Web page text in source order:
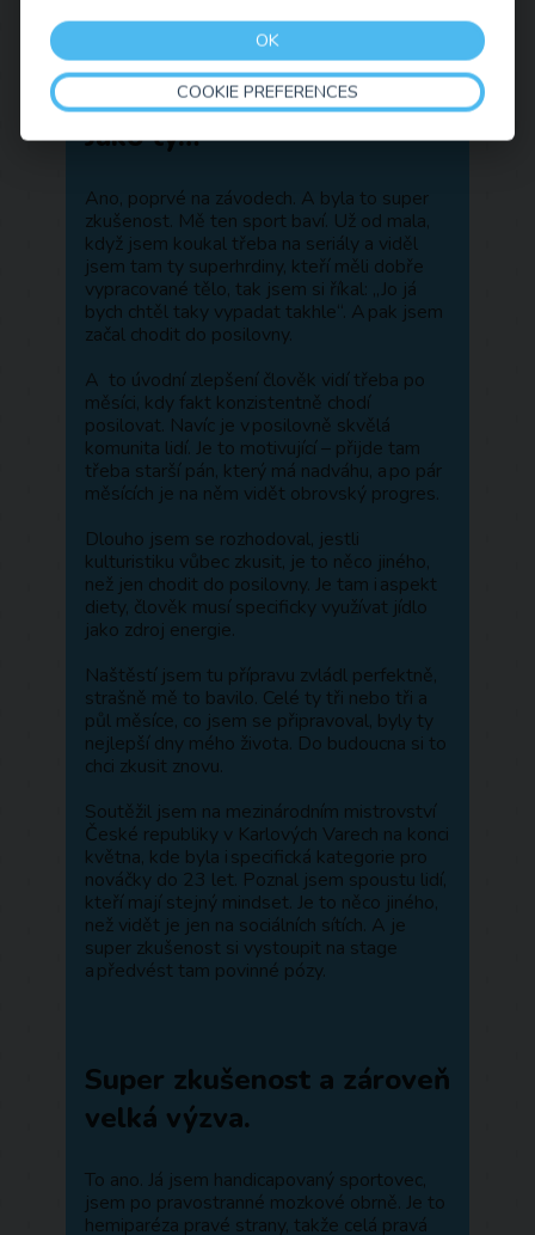
závodník, který závodí 10 let nebo i závodník
který tam jde poprvé.
Jako ty…
Ano, poprvé na závodech. A byla to super
zkušenost. Mě ten sport baví. Už od mala,
když jsem koukal třeba na seriály a viděl
jsem tam ty superhrdiny, kteří měli dobře
vypracované tělo, tak jsem si říkal: „Jo já
bych chtěl taky vypadat takhle“. A pak jsem
začal chodit do posilovny.
A to úvodní zlepšení člověk vidí třeba po
měsíci, kdy fakt konzistentně chodí
posilovat. Navíc je v posilovně skvělá
komunita lidí. Je to motivující – přijde tam
třeba starší pán, který má nadváhu, a po pár
měsících je na něm vidět obrovský progres.
Dlouho jsem se rozhodoval, jestli
kulturistiku vůbec zkusit, je to něco jiného,
než jen chodit do posilovny. Je tam i aspekt
diety, člověk musí specificky využívat jídlo
jako zdroj energie.
Naštěstí jsem tu přípravu zvládl perfektně,
strašně mě to bavilo. Celé ty tři nebo tři a
půl měsíce, co jsem se připravoval, byly ty
nejlepší dny mého života. Do budoucna si to
chci zkusit znovu.
Soutěžil jsem na mezinárodním mistrovství
České republiky v Karlových Varech na konci
května, kde byla i specifická kategorie pro
nováčky do 23 let. Poznal jsem spoustu lidí,
kteří mají stejný mindset. Je to něco jiného,
než vidět je jen na sociálních sítích. A je
super zkušenost si vystoupit na stage
a předvést tam povinné pózy.
Super zkušenost a zároveň
velká výzva.
To ano. Já jsem handicapovaný sportovec,
jsem po pravostranné mozkové obrně. Je to
hemiparéza pravé strany, takže celá pravá
OK
COOKIE PREFERENCES